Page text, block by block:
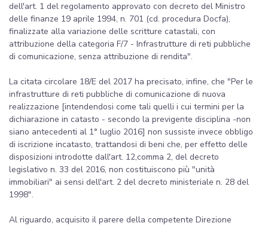
dell'art. 1 del regolamento approvato con decreto del Ministro
delle finanze 19 aprile 1994, n. 701 (cd. procedura Docfa),
finalizzate alla variazione delle scritture catastali, con
attribuzione della categoria F/7 - Infrastrutture di reti pubbliche
di comunicazione, senza attribuzione di rendita".
La citata circolare 18/E del 2017 ha precisato, infine, che "Per le
infrastrutture di reti pubbliche di comunicazione di nuova
realizzazione [intendendosi come tali quelli i cui termini per la
dichiarazione in catasto - secondo la previgente disciplina -non
siano antecedenti al 1° luglio 2016] non sussiste invece obbligo
di iscrizione incatasto, trattandosi di beni che, per effetto delle
disposizioni introdotte dall'art. 12,comma 2, del decreto
legislativo n. 33 del 2016, non costituiscono più "unità
immobiliari" ai sensi dell'art. 2 del decreto ministeriale n. 28 del
1998".
Al riguardo, acquisito il parere della competente Direzione